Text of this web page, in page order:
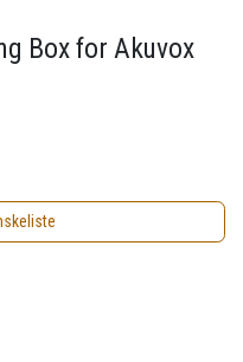
Box for Akuvox